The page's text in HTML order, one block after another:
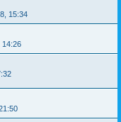
15:34
14:26